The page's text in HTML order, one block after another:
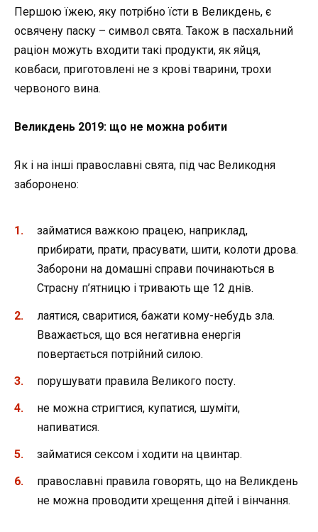
Першою їжею, яку потрібно їсти в Великдень, є
освячену паску – символ свята. Також в пасхальний
раціон можуть входити такі продукти, як яйця,
ковбаси, приготовлені не з крові тварини, трохи
червоного вина.
Великдень 2019: що не можна робити
Як і на інші православні свята, під час Великодня
заборонено:
займатися важкою працею, наприклад,
прибирати, прати, прасувати, шити, колоти дрова.
Заборони на домашні справи починаються в
Страсну п’ятницю і тривають ще 12 днів.
лаятися, сваритися, бажати кому-небудь зла.
Вважається, що вся негативна енергія
повертається потрійний силою.
порушувати правила Великого посту.
не можна стригтися, купатися, шуміти,
напиватися.
займатися сексом і ходити на цвинтар.
православні правила говорять, що на Великдень
не можна проводити хрещення дітей і вінчання.